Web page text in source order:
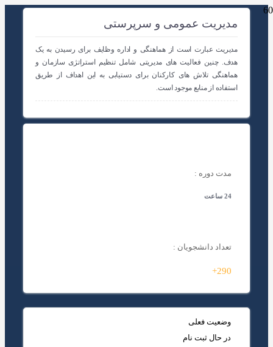
مدیریت عمومی و سرپرستی
مدیریت عبارت است از هماهنگی و اداره وظایف برای رسیدن به یک
هدف. چنین فعالیت های مدیریتی شامل تنظیم استراتژی سازمان و
هماهنگی تلاش های کارکنان برای دستیابی به این اهداف از طریق
استفاده از منابع موجود است.
مدت دوره :
24 ساعت
تعداد دانشجویان :
290+
وضعیت فعلی
در حال ثبت نام